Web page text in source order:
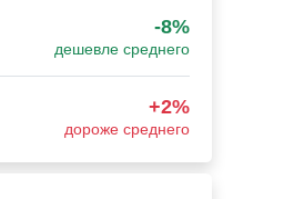
-8%
дешевле среднего
+2%
дороже среднего